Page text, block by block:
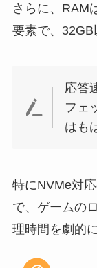
さらに、RAM
要素で、32GB
応答
フェ
はも
特にNVMe対
で、ゲームの
理時間を劇的